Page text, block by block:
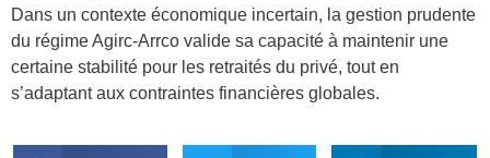
Dans un contexte économique incertain, la gestion prudente
du régime Agirc-Arrco valide sa capacité à maintenir une
certaine stabilité pour les retraités du privé, tout en
s’adaptant aux contraintes financières globales.